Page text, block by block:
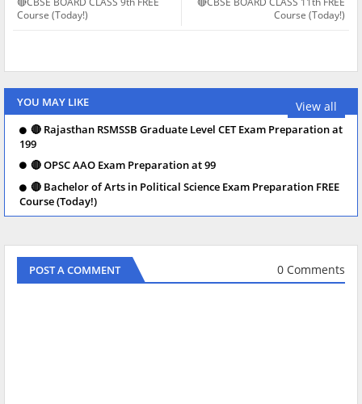
Course (Today!)
Course (Today!)
YOU MAY LIKE View all
🔴 Rajasthan RSMSSB Graduate Level CET Exam Preparation at
199
🔴 OPSC AAO Exam Preparation at 99
🔴 Bachelor of Arts in Political Science Exam Preparation FREE
Course (Today!)
POST A COMMENT 0 Comments